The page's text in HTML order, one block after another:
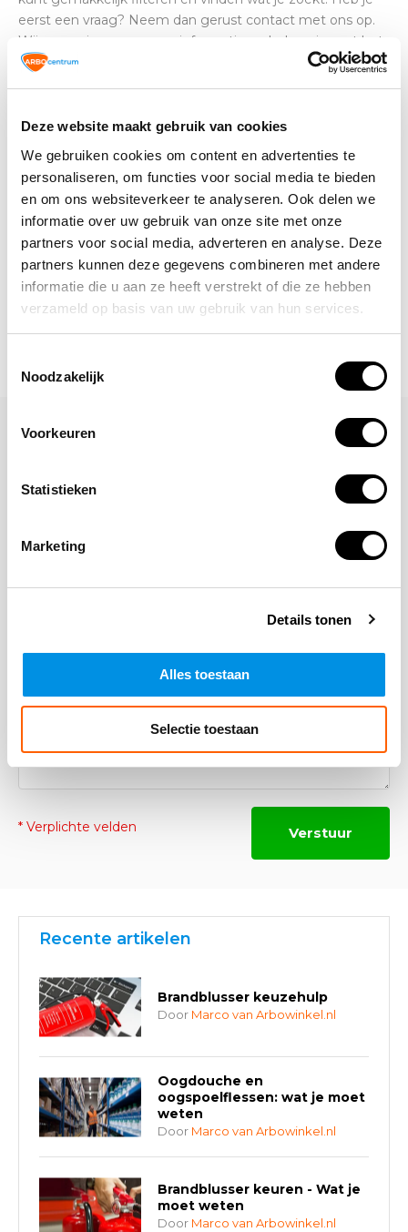
Deze website maakt gebruik van cookies
We gebruiken cookies om content en advertenties te
personaliseren, om functies voor social media te bieden
en om ons websiteverkeer te analyseren. Ook delen we
informatie over uw gebruik van onze site met onze
partners voor social media, adverteren en analyse. Deze
partners kunnen deze gegevens combineren met andere
informatie die u aan ze heeft verstrekt of die ze hebben
verzameld op basis van uw gebruik van hun services.
Noodzakelijk
Voorkeuren
Statistieken
Marketing
Details tonen
Alles toestaan
Selectie toestaan
eerst een vraag? Neem dan gerust contact met ons op.
Wij geven je graag meer informatie en helpen je met het
vinden van geschikte werkkleding.
Altijd op de hoogte blijven van de
laatste nieuwtjes, acties en meer?
Schrijf je in voor onze nieuwsbrief!
Abonneer
Laat een reactie achter
*Uw e-mailadres wordt niet gepubliceerd
* Verplichte velden Verstuur
Recente artikelen
Brandblusser keuzehulp
Door Marco van Arbowinkel.nl
Oogdouche en
oogspoelflessen: wat je moet
weten
Door Marco van Arbowinkel.nl
Brandblusser keuren - Wat je
moet weten
Door Marco van Arbowinkel.nl